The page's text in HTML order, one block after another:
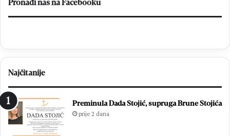
Pronađi nas na Facebooku
Najčitanije
Preminula Dada Stojić, supruga Brune Stojića
prije 2 dana